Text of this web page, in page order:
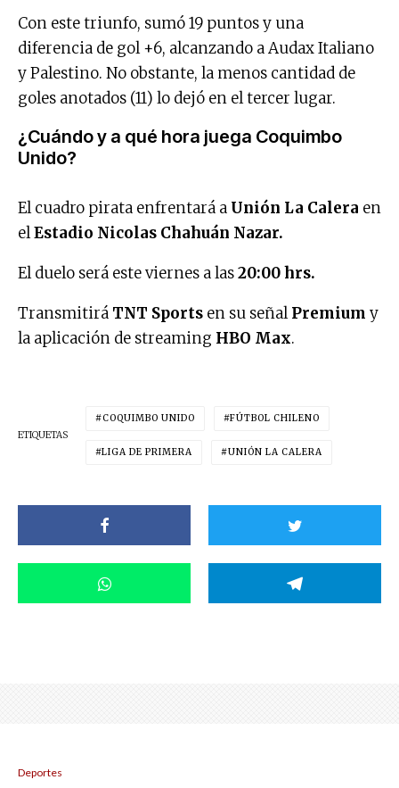
Con este triunfo, sumó 19 puntos y una
diferencia de gol +6, alcanzando a Audax Italiano
y Palestino. No obstante, la menos cantidad de
goles anotados (11) lo dejó en el tercer lugar.
¿Cuándo y a qué hora juega Coquimbo
Unido?
El cuadro pirata enfrentará a Unión La Calera en
elEstadio Nicolas Chahuán Nazar.
El duelo será este viernes a las20:00 hrs.
Transmitirá TNT Sports en su señalPremium y
la aplicación de streaming HBO Max.
ETIQUETAS
COQUIMBO UNIDO FÚTBOL CHILENO
LIGA DE PRIMERA UNIÓN LA CALERA
Deportes